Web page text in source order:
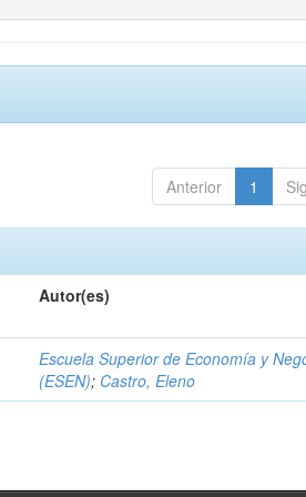
Anterior 1
Autor(es)
Escuela Superior de Economía y
(ESEN); Castro, Eleno